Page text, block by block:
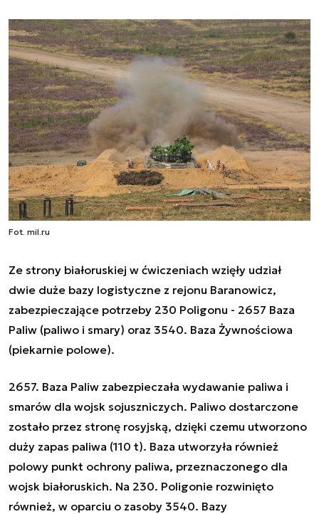
Fot. mil.ru
Ze strony białoruskiej w ćwiczeniach wzięły udział
dwie duże bazy logistyczne z rejonu Baranowicz,
zabezpieczające potrzeby 230 Poligonu - 2657 Baza
Paliw (paliwo i smary) oraz 3540. Baza Żywnościowa
(piekarnie polowe).
2657. Baza Paliw zabezpieczała wydawanie paliwa i
smarów dla wojsk sojuszniczych. Paliwo dostarczone
zostało przez stronę rosyjską, dzięki czemu utworzono
duży zapas paliwa (110 t). Baza utworzyła również
polowy punkt ochrony paliwa, przeznaczonego dla
wojsk białoruskich. Na 230. Poligonie rozwinięto
również, w oparciu o zasoby 3540. Bazy